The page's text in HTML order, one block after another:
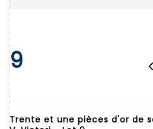
9
Trente et une pièces d'or de